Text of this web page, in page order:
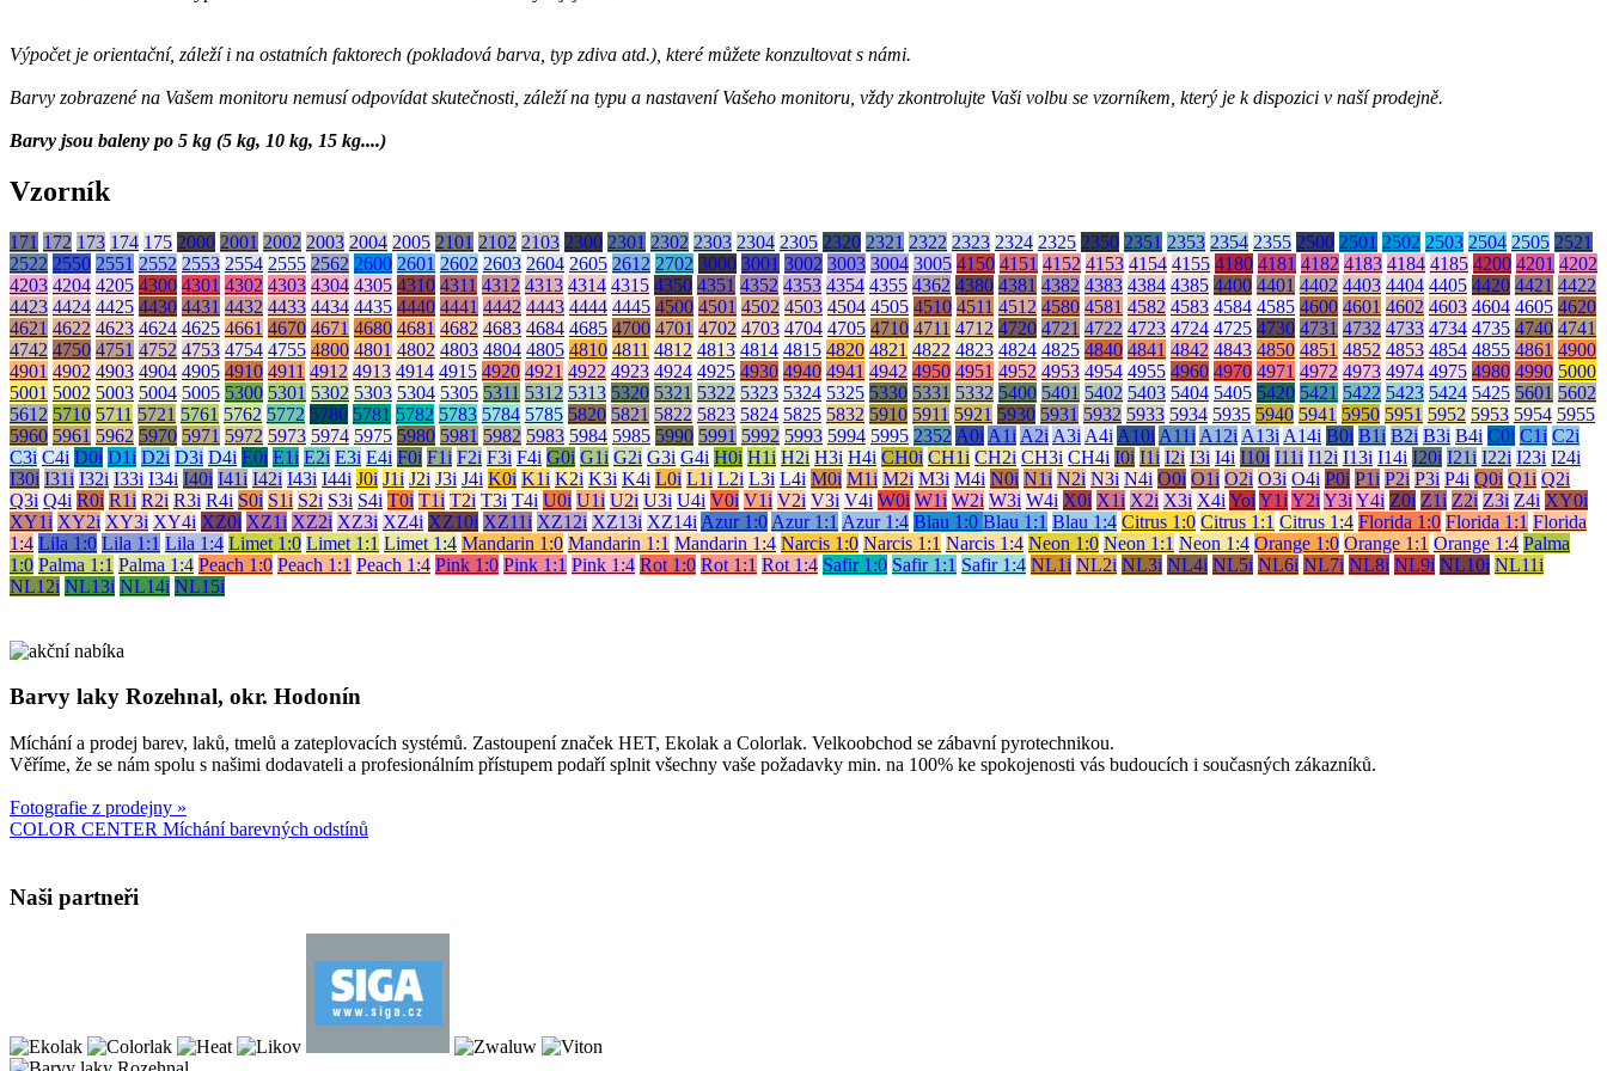
Výpočet je orientační, záleží i na ostatních faktorech (pokladová barva, typ zdiva atd.), které můžete konzultovat s námi.
Barvy zobrazené na Vašem monitoru nemusí odpovídat skutečnosti, záleží na typu a nastavení Vašeho monitoru, vždy zkontrolujte Vaši volbu se vzorníkem, který je k dispozici v naší prodejně.
Barvy jsou baleny po 5 kg (5 kg, 10 kg, 15 kg....)
Vzorník
171 172 173 174 175 2000 2001 2002 2003 2004 2005 2101 2102 2103 2300 2301 2302 2303 2304 2305 2320 2321 2322 2323 2324 2325 2350 2351 2353 2354 2355 2500 2501 2502 2503 2504 2505 2521
2522 2550 2551 2552 2553 2554 2555 2562 2600 2601 2602 2603 2604 2605 2612 2702 3000 3001 3002 3003 3004 3005 4150 4151 4152 4153 4154 4155 4180 4181 4182 4183 4184 4185 4200 4201 4202
4203 4204 4205 4300 4301 4302 4303 4304 4305 4310 4311 4312 4313 4314 4315 4350 4351 4352 4353 4354 4355 4362 4380 4381 4382 4383 4384 4385 4400 4401 4402 4403 4404 4405 4420 4421 4422
4423 4424 4425 4430 4431 4432 4433 4434 4435 4440 4441 4442 4443 4444 4445 4500 4501 4502 4503 4504 4505 4510 4511 4512 4580 4581 4582 4583 4584 4585 4600 4601 4602 4603 4604 4605 4620
4621 4622 4623 4624 4625 4661 4670 4671 4680 4681 4682 4683 4684 4685 4700 4701 4702 4703 4704 4705 4710 4711 4712 4720 4721 4722 4723 4724 4725 4730 4731 4732 4733 4734 4735 4740 4741
4742 4750 4751 4752 4753 4754 4755 4800 4801 4802 4803 4804 4805 4810 4811 4812 4813 4814 4815 4820 4821 4822 4823 4824 4825 4840 4841 4842 4843 4850 4851 4852 4853 4854 4855 4861 4900
4901 4902 4903 4904 4905 4910 4911 4912 4913 4914 4915 4920 4921 4922 4923 4924 4925 4930 4940 4941 4942 4950 4951 4952 4953 4954 4955 4960 4970 4971 4972 4973 4974 4975 4980 4990 5000
5001 5002 5003 5004 5005 5300 5301 5302 5303 5304 5305 5311 5312 5313 5320 5321 5322 5323 5324 5325 5330 5331 5332 5400 5401 5402 5403 5404 5405 5420 5421 5422 5423 5424 5425 5601 5602
5612 5710 5711 5721 5761 5762 5772 5780 5781 5782 5783 5784 5785 5820 5821 5822 5823 5824 5825 5832 5910 5911 5921 5930 5931 5932 5933 5934 5935 5940 5941 5950 5951 5952 5953 5954 5955
5960 5961 5962 5970 5971 5972 5973 5974 5975 5980 5981 5982 5983 5984 5985 5990 5991 5992 5993 5994 5995 2352 A0i A1i A2i A3i A4i A10i A11i A12i A13i A14i B0i B1i B2i B3i B4i C0i C1i C2i
C3i C4i D0i D1i D2i D3i D4i E0i E1i E2i E3i E4i F0i F1i F2i F3i F4i G0i G1i G2i G3i G4i H0i H1i H2i H3i H4i CH0i CH1i CH2i CH3i CH4i I0i I1i I2i I3i I4i I10i I11i I12i I13i I14i I20i I21i I22i I23i I24i
I30i I31i I32i I33i I34i I40i I41i I42i I43i I44i J0i J1i J2i J3i J4i K0i K1i K2i K3i K4i L0i L1i L2i L3i L4i M0i M1i M2i M3i M4i N0i N1i N2i N3i N4i O0i O1i O2i O3i O4i P0i P1i P2i P3i P4i Q0i Q1i Q2i
Q3i Q4i R0i R1i R2i R3i R4i S0i S1i S2i S3i S4i T0i T1i T2i T3i T4i U0i U1i U2i U3i U4i V0i V1i V2i V3i V4i W0i W1i W2i W3i W4i X0i X1i X2i X3i X4i Yoi Y1i Y2i Y3i Y4i Z0i Z1i Z2i Z3i Z4i XY0i
XY1i XY2i XY3i XY4i XZ0i XZ1i XZ2i XZ3i XZ4i XZ10i XZ11i XZ12i XZ13i XZ14i Azur 1:0 Azur 1:1 Azur 1:4 Blau 1:0 Blau 1:1 Blau 1:4 Citrus 1:0 Citrus 1:1 Citrus 1:4 Florida 1:0 Florida 1:1 Florida
1:4 Lila 1:0 Lila 1:1 Lila 1:4 Limet 1:0 Limet 1:1 Limet 1:4 Mandarin 1:0 Mandarin 1:1 Mandarin 1:4 Narcis 1:0 Narcis 1:1 Narcis 1:4 Neon 1:0 Neon 1:1 Neon 1:4 Orange 1:0 Orange 1:1 Orange 1:4 Palma
1:0 Palma 1:1 Palma 1:4 Peach 1:0 Peach 1:1 Peach 1:4 Pink 1:0 Pink 1:1 Pink 1:4 Rot 1:0 Rot 1:1 Rot 1:4 Safir 1:0 Safir 1:1 Safir 1:4 NL1i NL2i NL3i NL4i NL5i NL6i NL7i NL8i NL9i NL10i NL11i
NL12i NL13i NL14i NL15i
Barvy laky Rozehnal, okr. Hodonín
Míchání a prodej barev, laků, tmelů a zateplovacích systémů. Zastoupení značek HET, Ekolak a Colorlak. Velkoobchod se zábavní pyrotechnikou.
Věříme, že se nám spolu s našimi dodavateli a profesionálním přístupem podaří splnit všechny vaše požadavky min. na 100% ke spokojenosti vás budoucích i současných zákazníků.
Fotografie z prodejny »
COLOR CENTER Míchání barevných odstínů
Naši partneři